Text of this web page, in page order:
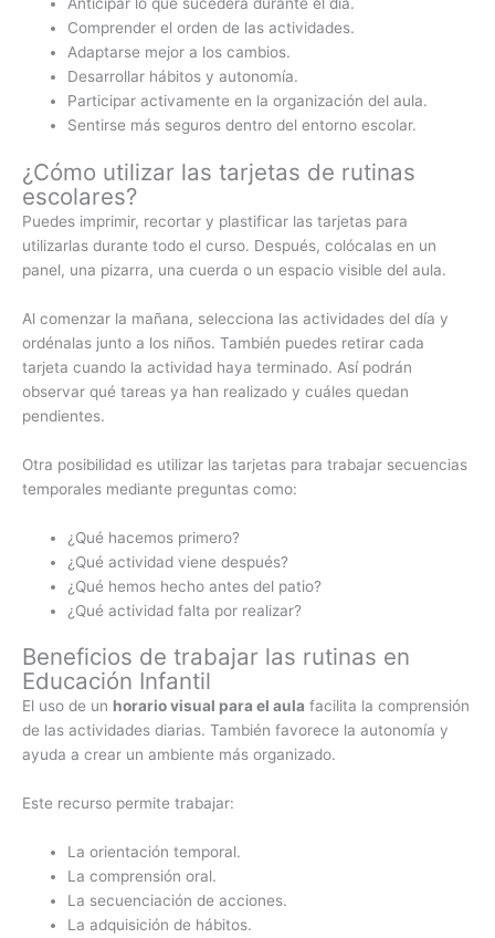
Anticipar lo que sucederá durante el día.
Comprender el orden de las actividades.
Adaptarse mejor a los cambios.
Desarrollar hábitos y autonomía.
Participar activamente en la organización del aula.
Sentirse más seguros dentro del entorno escolar.
¿Cómo utilizar las tarjetas de rutinas
escolares?
Puedes imprimir, recortar y plastificar las tarjetas para
utilizarlas durante todo el curso. Después, colócalas en un
panel, una pizarra, una cuerda o un espacio visible del aula.
Al comenzar la mañana, selecciona las actividades del día y
ordénalas junto a los niños. También puedes retirar cada
tarjeta cuando la actividad haya terminado. Así podrán
observar qué tareas ya han realizado y cuáles quedan
pendientes.
Otra posibilidad es utilizar las tarjetas para trabajar secuencias
temporales mediante preguntas como:
¿Qué hacemos primero?
¿Qué actividad viene después?
¿Qué hemos hecho antes del patio?
¿Qué actividad falta por realizar?
Beneficios de trabajar las rutinas en
Educación Infantil
El uso de un horario visual para el aula facilita la comprensión
de las actividades diarias. También favorece la autonomía y
ayuda a crear un ambiente más organizado.
Este recurso permite trabajar:
La orientación temporal.
La comprensión oral.
La secuenciación de acciones.
La adquisición de hábitos.